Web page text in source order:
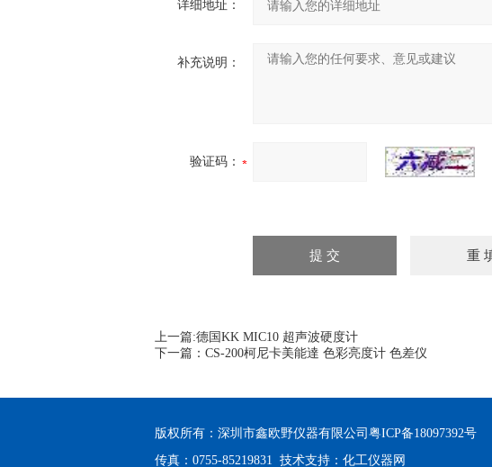
详细地址：
补充说明：
验证码：
上一篇:德国KK MIC10 超声波硬度计
下一篇： CS-200柯尼卡美能達 色彩亮度计 色差仪
版权所有：深圳市鑫欧野仪器有限公司 粤ICP备18097392号
传真：0755-85219831 技术支持： 化工仪器网